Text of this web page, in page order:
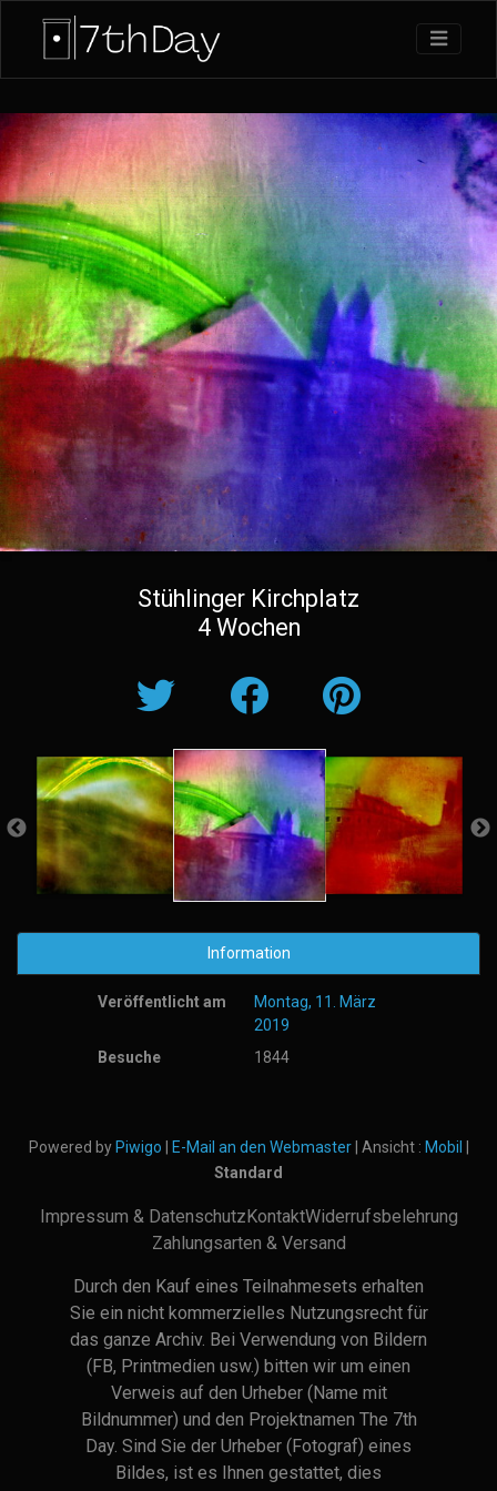
Stühlinger Kirchplatz
4 Wochen
Information
Veröffentlicht am
Montag, 11. März
2019
Besuche
1844
Powered byPiwigo | E-Mail an den Webmaster| Ansicht : Mobil |
Standard
Impressum & DatenschutzKontaktWiderrufsbelehrung
Zahlungsarten & Versand
Durch den Kauf eines Teilnahmesets erhalten
Sie ein nicht kommerzielles Nutzungsrecht für
das ganze Archiv. Bei Verwendung von Bildern
(FB, Printmedien usw.) bitten wir um einen
Verweis auf den Urheber (Name mit
Bildnummer) und den Projektnamen The 7th
Day. Sind Sie der Urheber (Fotograf) eines
Bildes, ist es Ihnen gestattet, dies